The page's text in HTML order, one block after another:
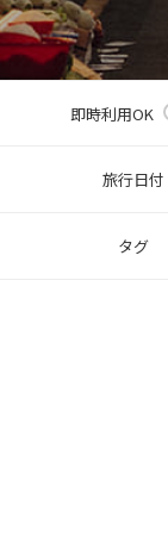
即時利用OK
旅行日付
タグ